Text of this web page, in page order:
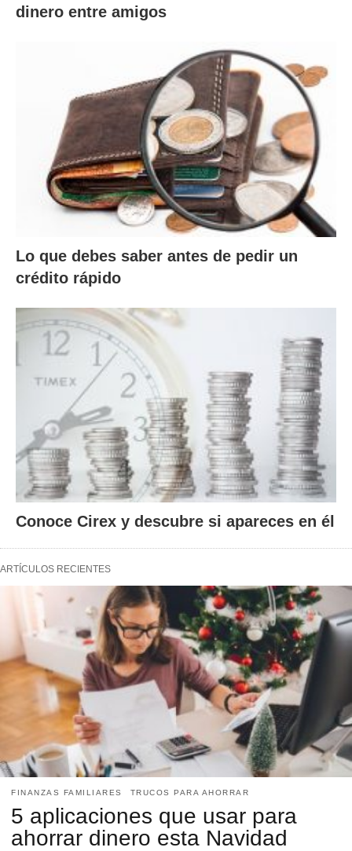
dinero entre amigos
Lo que debes saber antes de pedir un
crédito rápido
Conoce Cirex y descubre si apareces en él
ARTÍCULOS RECIENTES
FINANZAS FAMILIARES TRUCOS PARA AHORRAR
5 aplicaciones que usar para
ahorrar dinero esta Navidad